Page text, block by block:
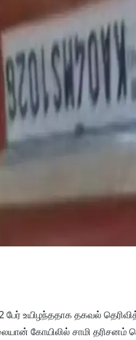
பேர் உயிழந்ததாக தகவல்
கோயிலில் சாமி